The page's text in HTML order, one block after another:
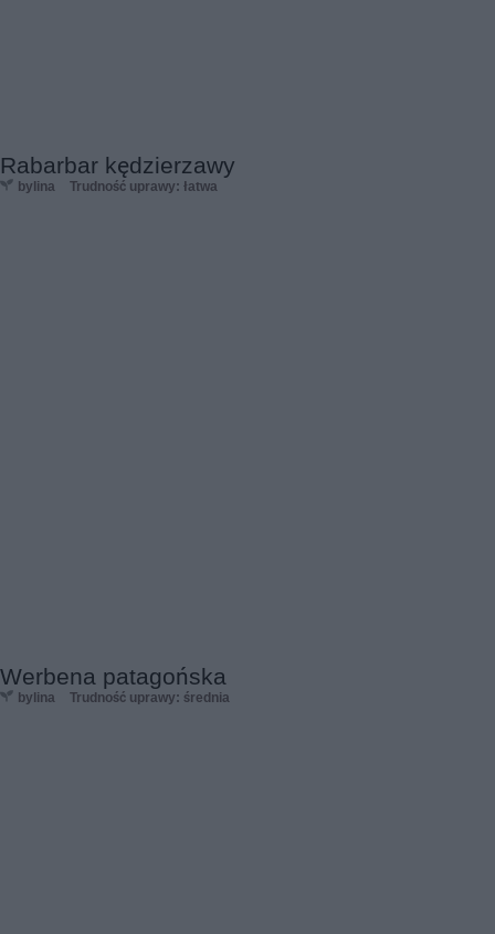
Rabarbar kędzierzawy
bylina Trudność uprawy: łatwa
Werbena patagońska
bylina Trudność uprawy: średnia